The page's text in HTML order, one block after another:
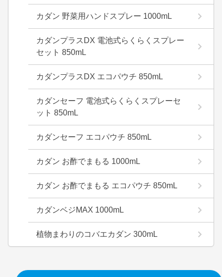
カダン 野菜用ハンドスプレー 1000mL
カダンプラスDX 電池式らくらくスプレー
セット 850mL
カダンプラスDX エコパウチ 850mL
カダンセーフ 電池式らくらくスプレーセ
ット 850mL
カダンセーフ エコパウチ 850mL
カダン お酢でまもる 1000mL
カダン お酢でまもる エコパウチ 850mL
カダンベジMAX 1000mL
植物まわりのコバエカダン 300mL